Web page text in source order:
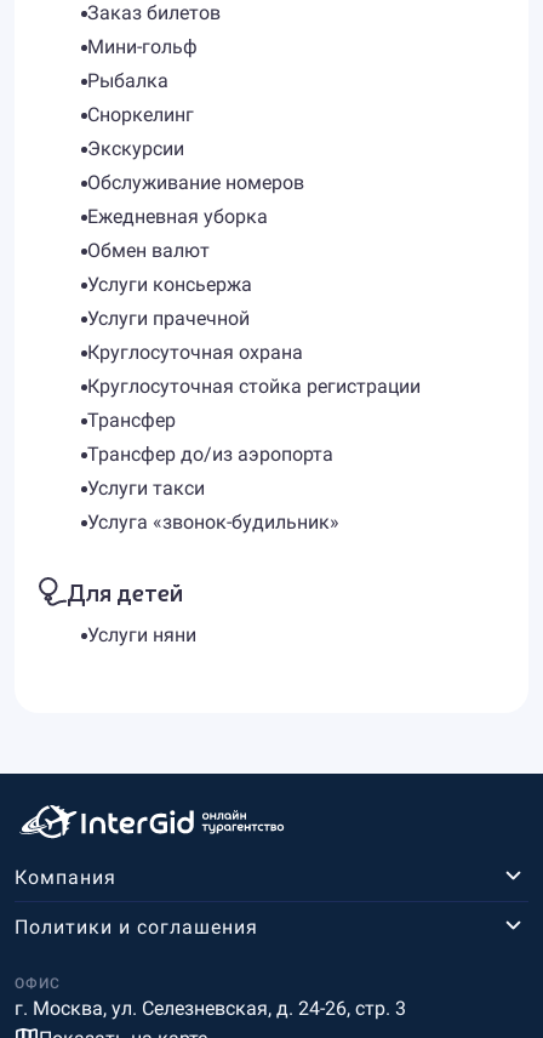
Заказ билетов
Мини-гольф
Рыбалка
Сноркелинг
Экскурсии
Обслуживание номеров
Ежедневная уборка
Обмен валют
Услуги консьержа
Услуги прачечной
Круглосуточная охрана
Круглосуточная стойка регистрации
Трансфер
Трансфер до/из аэропорта
Услуги такси
Услуга «звонок-будильник»
Для детей
Услуги няни
Компания
ОФИС
г. Москва, ул. Селезневская, д. 24-26, стр. 3
Политики и соглашения